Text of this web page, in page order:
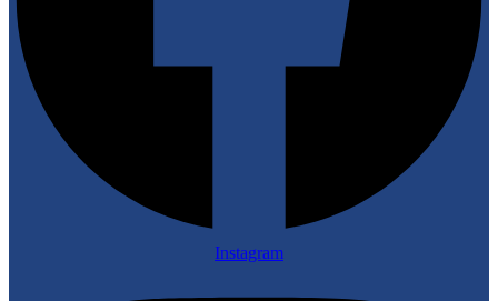
Instagram